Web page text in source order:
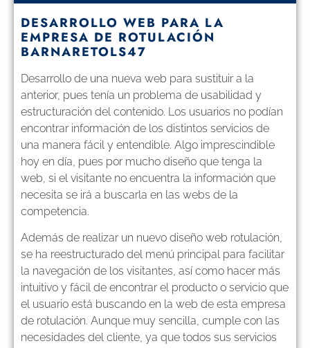
DESARROLLO WEB PARA LA
EMPRESA DE ROTULACIÓN
BARNARETOLS47
Desarrollo de una nueva web para sustituir a la
anterior, pues tenía un problema de usabilidad y
estructuración del contenido. Los usuarios no podían
encontrar información de los distintos servicios de
una manera fácil y entendible. Algo imprescindible
hoy en día, pues por mucho diseño que tenga la
web, si el visitante no encuentra la información que
necesita se irá a buscarla en las webs de la
competencia.
Además de realizar un nuevo diseño web rotulación,
se ha reestructurado del menú principal para facilitar
la navegación de los visitantes, así como hacer más
intuitivo y fácil de encontrar el producto o servicio que
el usuario está buscando en la web de esta empresa
de rotulación. Aunque muy sencilla, cumple con las
necesidades del cliente, ya que todos sus servicios